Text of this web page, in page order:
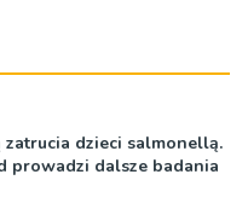
zatrucia dzieci salmonellą.
prowadzi dalsze badania